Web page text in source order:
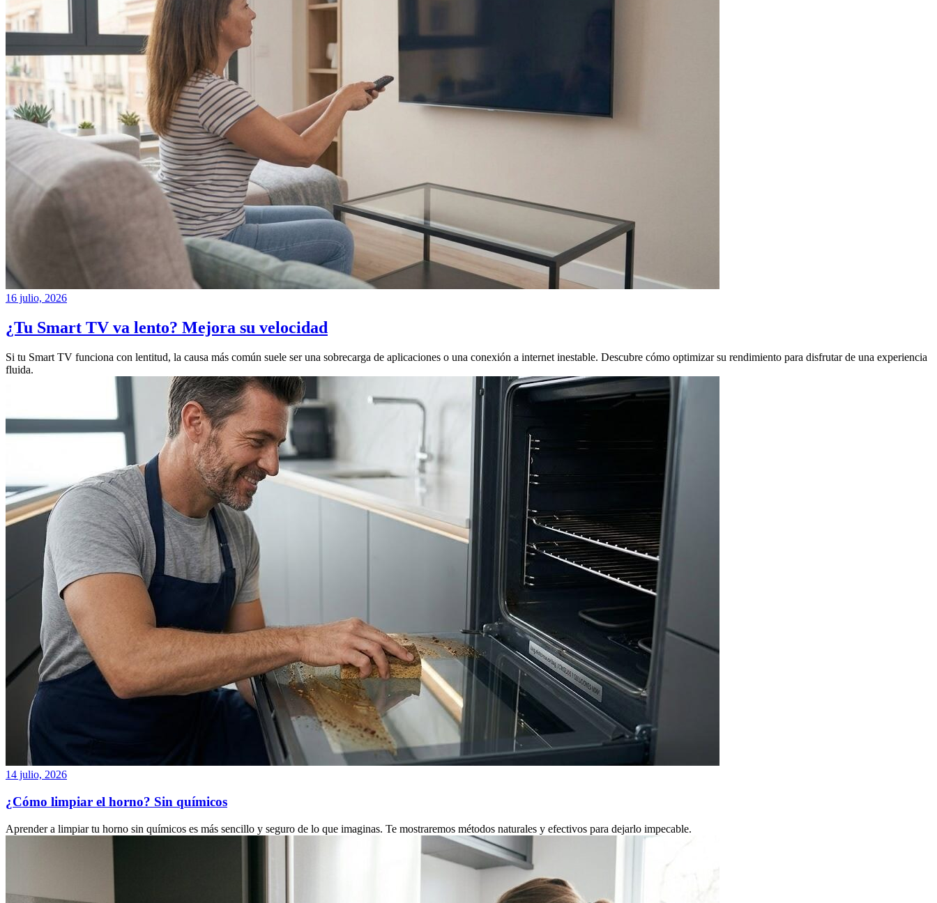
16 julio, 2026
¿Tu Smart TV va lento? Mejora su velocidad
Si tu Smart TV funciona con lentitud, la causa más común suele ser una sobrecarga de aplicaciones o una conexión a internet inestable. Descubre cómo optimizar su rendimiento para disfrutar de una experiencia
fluida.
14 julio, 2026
¿Cómo limpiar el horno? Sin químicos
Aprender a limpiar tu horno sin químicos es más sencillo y seguro de lo que imaginas. Te mostraremos métodos naturales y efectivos para dejarlo impecable.